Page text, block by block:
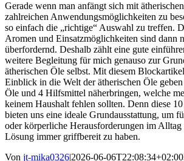
Gerade wenn man anfängt sich mit
zahlreichen Anwendungsmöglichkeiten zu
so einfach die „richtige“ Auswahl zu treffen.
Aromen und Einsatzmöglichkeiten sind dann
überfordernd. Deshalb zählt eine gute
weitere Begleitung für mich genauso zur
ätherischen Öle selbst. Mit diesem
Einblick in die Welt der ätherischen Öle
Öle und 4 Hilfsmittel näherbringen, welche
keinem Haushalt fehlen sollten. Denn diese
bieten uns eine ideale Grundausstattung, um
oder körperliche Herausforderungen im Alltag
Lösung immer griffbereit zu haben.
Von jt-mika0326|2026-06-06T22:08:34+02:00